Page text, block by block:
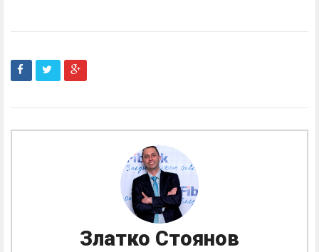
Златко Стоянов